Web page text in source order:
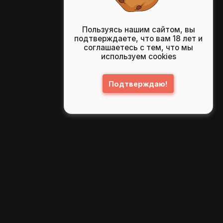
Пользуясь нашим сайтом, вы
подтверждаете, что вам 18 лет и
соглашаетесь с тем, что мы
используем cookies
Подтверждаю!